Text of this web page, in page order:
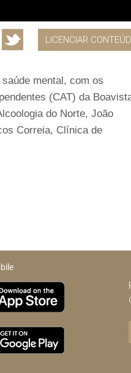
LICENCIAR
mental, com os
(CAT) da
do Norte, João
Correia, Clínica de